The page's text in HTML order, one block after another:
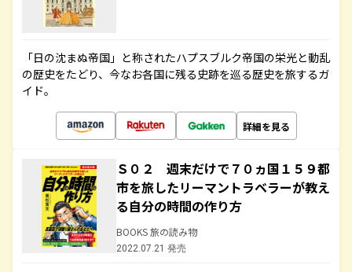
「日の沈まぬ帝国」と称されたハプスブルク帝国の栄光と動乱
の歴史をたどり、今なお各国に残る史跡を巡る歴史を旅するガ
イド。
詳細を見る
Ｓ０２ 週末だけで７０ヵ国１５９都
市を旅したリーマントラベラーが教え
る自分の時間の作り方
BOOKS 旅の読み物
2022.07.21 発売